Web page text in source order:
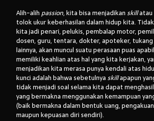
Alih-alihpassion, kita bisa menjadikanskillatau
tolok ukur keberhasilan dalam hidup kita.
kita jadi penari, pelukis, pembalap motor,
dosen, guru, tentara, dokter, apoteker,
lainnya, akan muncul suatu perasaan puas
memiliki keahlian atas hal yang kita kerjakan,
menjadikan kita merasa punya kendali atas
kunci adalah bahwa sebetulnyaskillapapun
tidak menjadi soal selama kita dapat
yang bermakna menggunakan kemampuan
(baik bermakna dalam bentuk uang,
maupun kepuasan diri sendiri).